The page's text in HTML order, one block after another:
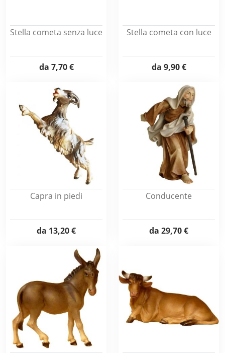
Stella cometa senza luce
da 7,70 €
Stella cometa con luce
da 9,90 €
Capra in piedi
da 13,20 €
Conducente
da 29,70 €